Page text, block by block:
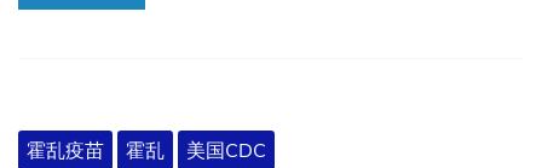
或
有
霍乱疫苗 霍乱 美国CDC